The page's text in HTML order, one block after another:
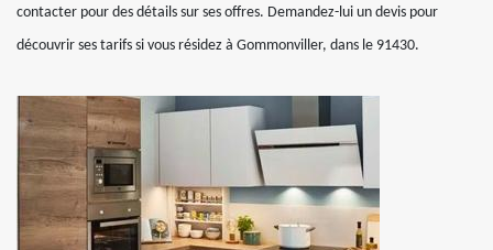
contacter pour des détails sur ses offres. Demandez-lui un devis pour
découvrir ses tarifs si vous résidez à Gommonviller, dans le 91430.